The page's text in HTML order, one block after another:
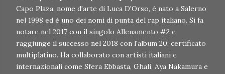
Capo Plaza, nome d'arte di Luca D'Orso, è nato a Salerno
nel 1998 ed è uno dei nomi di punta del rap italiano. Si fa
notare nel 2017 con il singolo Allenamento #2 e
raggiunge il successo nel 2018 con l'album 20, certificato
multiplatino. Ha collaborato con artisti italiani e
internazionali come Sfera Ebbasta, Ghali, Aya Nakamura e